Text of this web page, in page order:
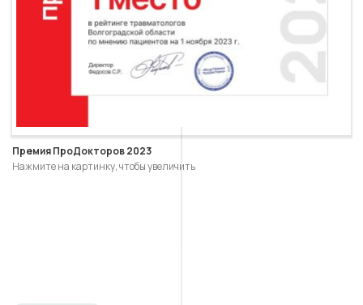
Премия ПроДокторов 2023
Нажмите на картинку, чтобы увеличить